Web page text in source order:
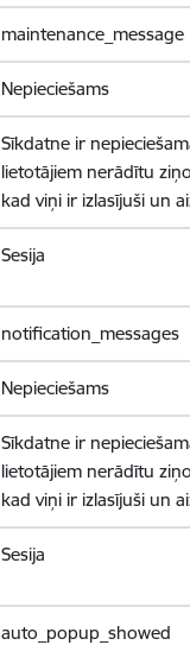
maintenance_message
Nepieciešams
Sīkdatne ir
lietotājiem nerādītu
kad viņi ir izlasījuši un
Sesija
notification_messages
Nepieciešams
Sīkdatne ir
lietotājiem nerādītu
kad viņi ir izlasījuši un
Sesija
auto_popup_showed